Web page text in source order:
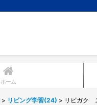
ホーム
> リビング学習(24) > リビガク